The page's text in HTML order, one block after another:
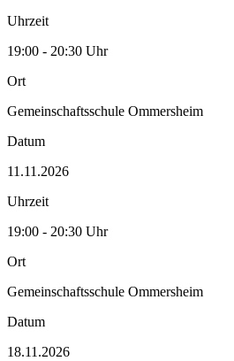
Uhrzeit
19:00 - 20:30 Uhr
Ort
Gemeinschaftsschule Ommersheim
Datum
11.11.2026
Uhrzeit
19:00 - 20:30 Uhr
Ort
Gemeinschaftsschule Ommersheim
Datum
18.11.2026